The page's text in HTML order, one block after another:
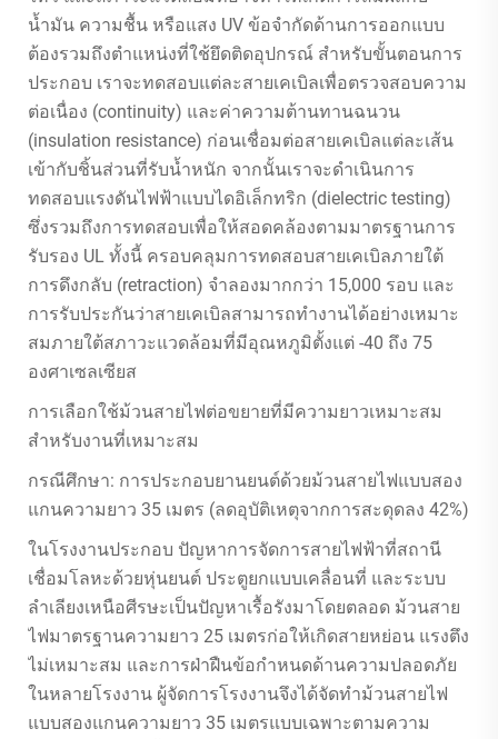
น้ำมัน ความชื้น หรือแสง UV ข้อจำกัดด้านการออกแบบ
ต้องรวมถึงตำแหน่งที่ใช้ยึดติดอุปกรณ์ สำหรับขั้นตอนการ
ประกอบ เราจะทดสอบแต่ละสายเคเบิลเพื่อตรวจสอบความ
ต่อเนื่อง (continuity) และค่าความต้านทานฉนวน
(insulation resistance) ก่อนเชื่อมต่อสายเคเบิลแต่ละเส้น
เข้ากับชิ้นส่วนที่รับน้ำหนัก จากนั้นเราจะดำเนินการ
ทดสอบแรงดันไฟฟ้าแบบไดอิเล็กทริก (dielectric testing)
ซึ่งรวมถึงการทดสอบเพื่อให้สอดคล้องตามมาตรฐานการ
รับรอง UL ทั้งนี้ ครอบคลุมการทดสอบสายเคเบิลภายใต้
การดึงกลับ (retraction) จำลองมากกว่า 15,000 รอบ และ
การรับประกันว่าสายเคเบิลสามารถทำงานได้อย่างเหมาะ
สมภายใต้สภาวะแวดล้อมที่มีอุณหภูมิตั้งแต่ -40 ถึง 75
องศาเซลเซียส
การเลือกใช้ม้วนสายไฟต่อขยายที่มีความยาวเหมาะสม
สำหรับงานที่เหมาะสม
กรณีศึกษา: การประกอบยานยนต์ด้วยม้วนสายไฟแบบสอง
แกนความยาว 35 เมตร (ลดอุบัติเหตุจากการสะดุดลง 42%)
ในโรงงานประกอบ ปัญหาการจัดการสายไฟฟ้าที่สถานี
เชื่อมโลหะด้วยหุ่นยนต์ ประตูยกแบบเคลื่อนที่ และระบบ
ลำเลียงเหนือศีรษะเป็นปัญหาเรื้อรังมาโดยตลอด ม้วนสาย
ไฟมาตรฐานความยาว 25 เมตรก่อให้เกิดสายหย่อน แรงตึง
ไม่เหมาะสม และการฝ่าฝืนข้อกำหนดด้านความปลอดภัย
ในหลายโรงงาน ผู้จัดการโรงงานจึงได้จัดทำม้วนสายไฟ
แบบสองแกนความยาว 35 เมตรแบบเฉพาะตามความ